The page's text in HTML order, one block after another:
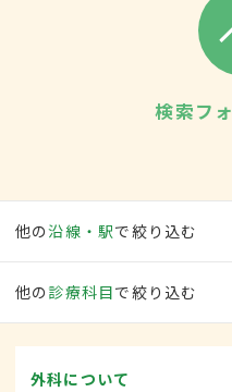
検索フ
他の沿線・駅で絞り込む
他の 診療科目で絞り込む
外科について